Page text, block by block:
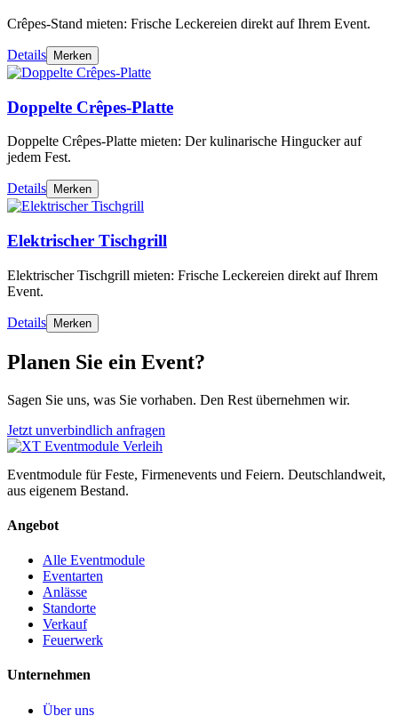
Crêpes-Stand mieten: Frische Leckereien direkt auf Ihrem Event.
Details Merken
Doppelte Crêpes-Platte
Doppelte Crêpes-Platte mieten: Der kulinarische Hingucker auf
jedem Fest.
Details Merken
Elektrischer Tischgrill
Elektrischer Tischgrill mieten: Frische Leckereien direkt auf Ihrem
Event.
Details Merken
Planen Sie ein Event?
Sagen Sie uns, was Sie vorhaben. Den Rest übernehmen wir.
Jetzt unverbindlich anfragen
Eventmodule für Feste, Firmenevents und Feiern. Deutschlandweit,
aus eigenem Bestand.
Angebot
Alle Eventmodule
Eventarten
Anlässe
Standorte
Verkauf
Feuerwerk
Unternehmen
Über uns